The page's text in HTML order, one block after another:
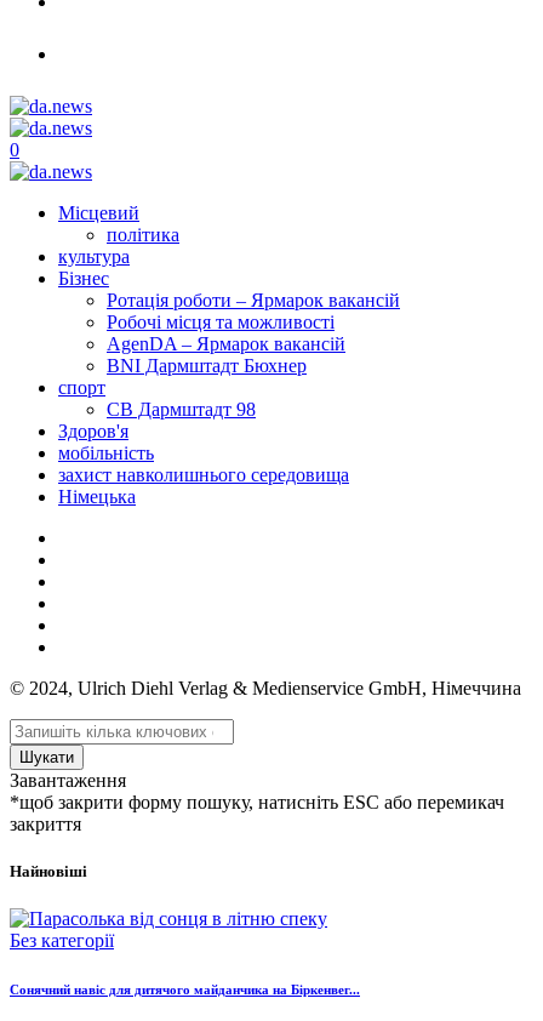
0
Місцевий
політика
культура
Бізнес
Ротація роботи – Ярмарок вакансій
Робочі місця та можливості
AgenDA – Ярмарок вакансій
BNI Дармштадт Бюхнер
спорт
СВ Дармштадт 98
Здоров'я
мобільність
захист навколишнього середовища
Німецька
© 2024, Ulrich Diehl Verlag & Medienservice GmbH, Німеччина
Шукати
Завантаження
*щоб закрити форму пошуку, натисніть ESC або перемикач
закриття
Найновіші
Без категорії
Сонячний навіс для дитячого майданчика на Біркенвег...